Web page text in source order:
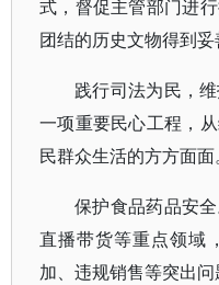
式，督促主管部门进
团结的历史文物得到妥
践行司法为民，
一项重要民心工程，
民群众生活的方方面面。
保护食品药品安
直播带货等重点领域
加、违规销售等突出问